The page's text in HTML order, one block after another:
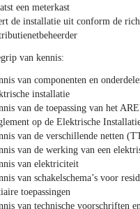
een meterkast
de installatie uit conform de
van kennis:
van componenten en
installatie
van de toepassing van het
op de Elektrische
van de verschillende netten
van de werking van een
van elektriciteit
van schakelschema’s voor
toepassingen
van technische voorschriften